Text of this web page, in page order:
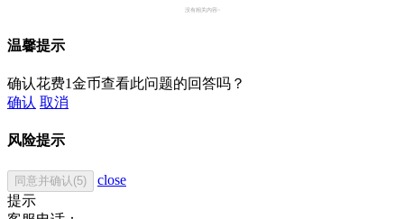
没有相关内容~
温馨提示
确认花费1金币查看此问题的回答吗？
确认 取消
风险提示
同意并确认(5)
close
提示